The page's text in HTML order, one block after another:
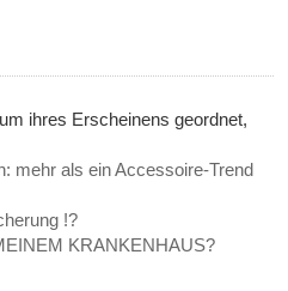
ihres Erscheinens geordnet,
mehr als ein Accessoire-Trend
!?
KRANKENHAUS?